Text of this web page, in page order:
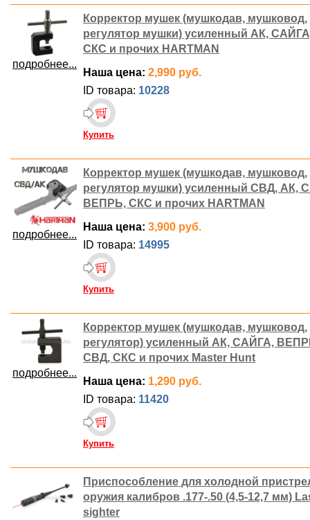
подробнее...
Корректор мушек (мушкодав, мушковод,
регулятор мушки) усиленный АК,
СКС и прочих HARTMAN
Наша цена: 2,990 руб.
ID товара: 10228
Купить
подробнее...
Корректор мушек (мушкодав, мушковод,
регулятор мушки) усиленный СВД, АК,
ВЕПРЬ, СКС и прочих HARTMAN
Наша цена: 3,900 руб.
ID товара: 14995
Купить
подробнее...
Корректор мушек (мушкодав, мушковод,
регулятор) усиленный АК, САЙГА,
СВД, СКС и прочих Master Hunt
Наша цена: 1,290 руб.
ID товара: 11420
Купить
Приспособление для холодной
оружия калибров .177-.50 (4,5-12,7 мм)
sighter